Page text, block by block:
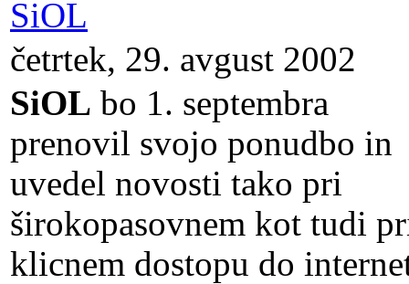
SiOL
četrtek, 29. avgust 2002
SiOL bo 1. septembra
prenovil svojo ponudbo in
uvedel novosti tako pri
širokopasovnem kot tudi
klicnem dostopu do